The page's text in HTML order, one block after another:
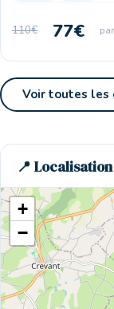
110€ 77€
Voir toutes les
📍 Localisation
+
−